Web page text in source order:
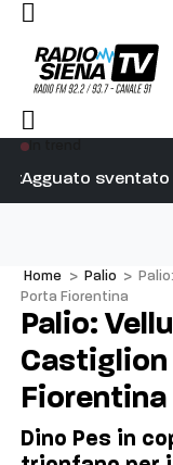
Agguato sventato
correre a Siena,
Home > Palio >
Porta Fiorentina
Palio:
Castiglion
Fiorentina
Dino Pes in